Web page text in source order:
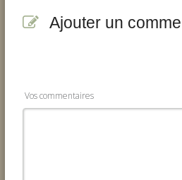
Ajouter un
Vos commentaires